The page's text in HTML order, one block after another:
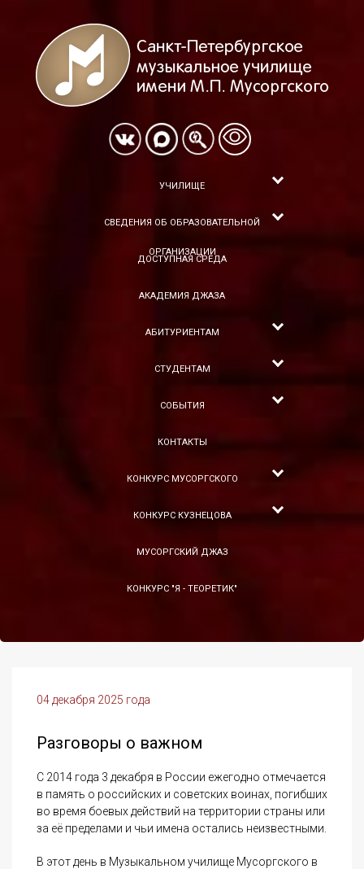
УЧИЛИЩЕ
СВЕДЕНИЯ ОБ ОБРАЗОВАТЕЛЬНОЙ
ОРГАНИЗАЦИИ
ДОСТУПНАЯ СРЕДА
АКАДЕМИЯ ДЖАЗА
АБИТУРИЕНТАМ
СТУДЕНТАМ
СОБЫТИЯ
КОНТАКТЫ
КОНКУРС МУСОРГСКОГО
КОНКУРС КУЗНЕЦОВА
МУСОРГСКИЙ ДЖАЗ
КОНКУРС "Я - ТЕОРЕТИК"
04 декабря 2025 года
Разговоры о важном
С 2014 года 3 декабря в России ежегодно отмечается
в память о российских и советских воинах, погибших
во время боевых действий на территории страны или
за её пределами и чьи имена остались неизвестными.
В этот день в Музыкальном училище Мусоргского в